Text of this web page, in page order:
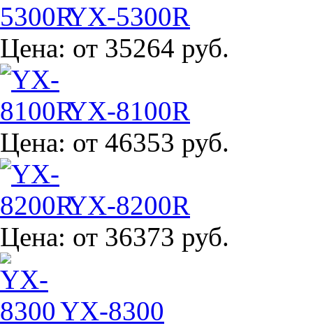
YX-5300R
Цена: от 35264 руб.
YX-8100R
Цена: от 46353 руб.
YX-8200R
Цена: от 36373 руб.
YX-8300